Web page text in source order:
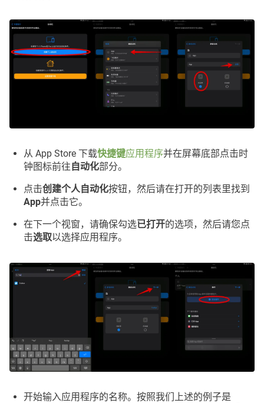
从 App Store 下载快捷键应用程序并在屏幕底部点击时
钟图标前往自动化部分。
点击创建个人自动化按钮，然后请在打开的列表里找到
App并点击它。
在下一个视窗，请确保勾选已打开的选项，然后请您点
击选取以选择应用程序。
开始输入应用程序的名称。按照我们上述的例子是